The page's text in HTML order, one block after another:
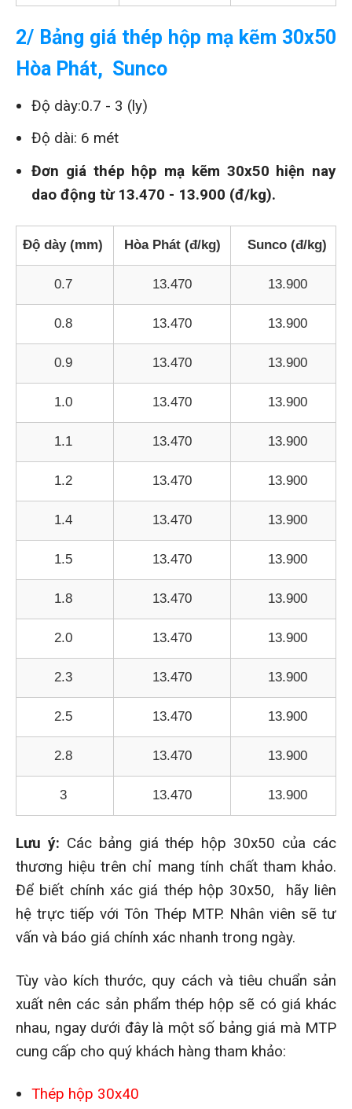
2/ Bảng giá thép hộp mạ kẽm 30x50
Hòa Phát, Sunco
Độ dày:0.7 - 3 (ly)
Độ dài: 6 mét
Đơn giá thép hộp mạ kẽm 30x50 hiện nay
dao động từ 13.470 - 13.900 (đ/kg).
Độ dày (mm) Hòa Phát (đ/kg) Sunco (đ/kg)
0.7 13.470 13.900
0.8 13.470 13.900
0.9 13.470 13.900
1.0 13.470 13.900
1.1 13.470 13.900
1.2 13.470 13.900
1.4 13.470 13.900
1.5 13.470 13.900
1.8 13.470 13.900
2.0 13.470 13.900
2.3 13.470 13.900
2.5 13.470 13.900
2.8 13.470 13.900
3 13.470 13.900
Lưu ý: Các bảng giá thép hộp 30x50 của các
thương hiệu trên chỉ mang tính chất tham khảo.
Để biết chính xác giá thép hộp 30x50, hãy liên
hệ trực tiếp với Tôn Thép MTP. Nhân viên sẽ tư
vấn và báo giá chính xác nhanh trong ngày.
Tùy vào kích thước, quy cách và tiêu chuẩn sản
xuất nên các sản phẩm thép hộp sẽ có giá khác
nhau, ngay dưới đây là một số bảng giá mà MTP
cung cấp cho quý khách hàng tham khảo:
Thép hộp 30x40